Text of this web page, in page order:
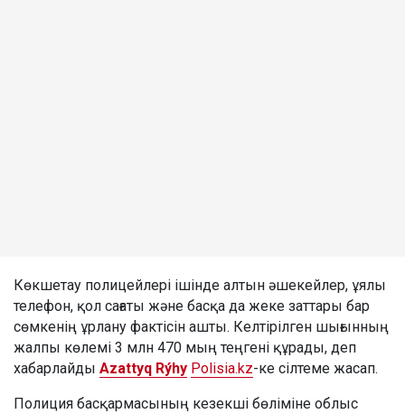
Көкшетау полицейлері ішінде алтын әшекейлер, ұялы
телефон, қол сағаты және басқа да жеке заттары бар
сөмкенің ұрлану фактісін ашты. Келтірілген шығынның
жалпы көлемі 3 млн 470 мың теңгені құрады, деп
хабарлайды Azattyq Rýhy Polisia.kz-ке сілтеме жасап.
Полиция басқармасының кезекші бөліміне облыс